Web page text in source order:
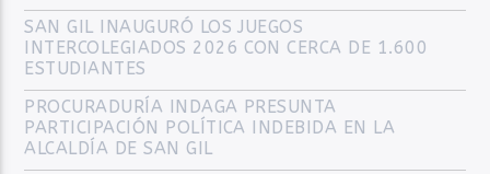
SAN GIL INAUGURÓ LOS JUEGOS
INTERCOLEGIADOS 2026 CON CERCA DE 1.600
ESTUDIANTES
PROCURADURÍA INDAGA PRESUNTA
PARTICIPACIÓN POLÍTICA INDEBIDA EN LA
ALCALDÍA DE SAN GIL